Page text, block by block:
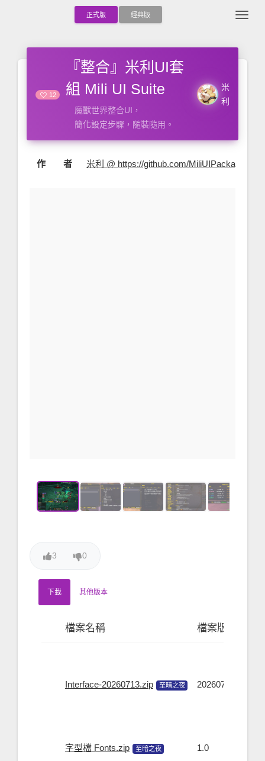
正式版 經典版
12
『整合』米利UI套
組 Mili UI Suite
魔獸世界整合UI，
簡化設定步驟，隨裝隨用。
米
利
作 者 米利 @ https://github.com/MiliUIPackage
1 / 5
3 0
下載 其他版本
檔案名稱 檔案版本
Interface-20260713.zip 至暗之夜 20260713
字型檔 Fonts.zip 至暗之夜 1.0